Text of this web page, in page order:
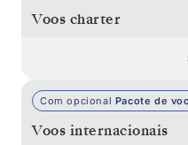
Voos charter
Com opcional Pacote de
Voos internacionais